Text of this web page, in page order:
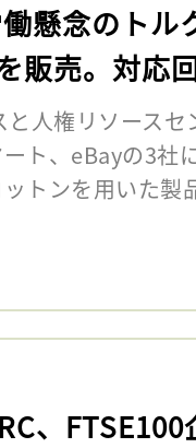
懸念のトル
販売。対応
人権リソースセ
ト、eBayの3社
トンを用いた製
、FTSE100